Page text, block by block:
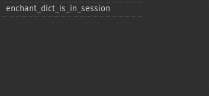
enchant_​dict_​is_​in_​session